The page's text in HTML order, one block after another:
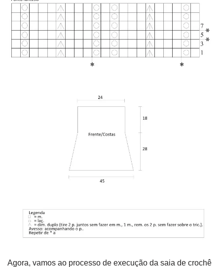
Agora, vamos ao processo de execução da saia de crochê